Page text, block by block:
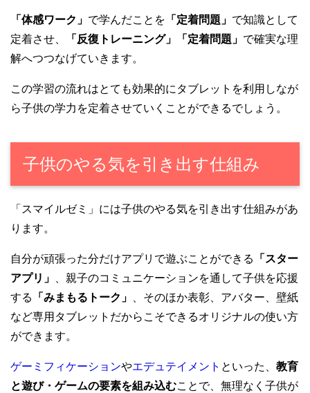
「体感ワーク」 で学んだことを 「定着問題」 で知識として
定着させ、
「反復トレーニング」「定着問題」 で確実な理
解へつつなげていきます。
この学習の流れはとても効果的にタブレットを利用しなが
ら子供の学力を定着させていくことができるでしょう。
子供のやる気を引き出す仕組み
「スマイルゼミ」には子供のやる気を引き出す仕組みがあ
ります。
自分が頑張った分だけアプリで遊ぶことができる
「スター
アプリ」
、親子のコミュニケーションを通して子供を応援
する
「みまもるトーク」
、そのほか表彰、アバター、壁紙
など専用タブレットだからこそできるオリジナルの使い方
ができます。
ゲーミフィケーションやエデュテイメント といった、 教育
と遊び・ゲームの要素を組み込むことで、無理なく子供が